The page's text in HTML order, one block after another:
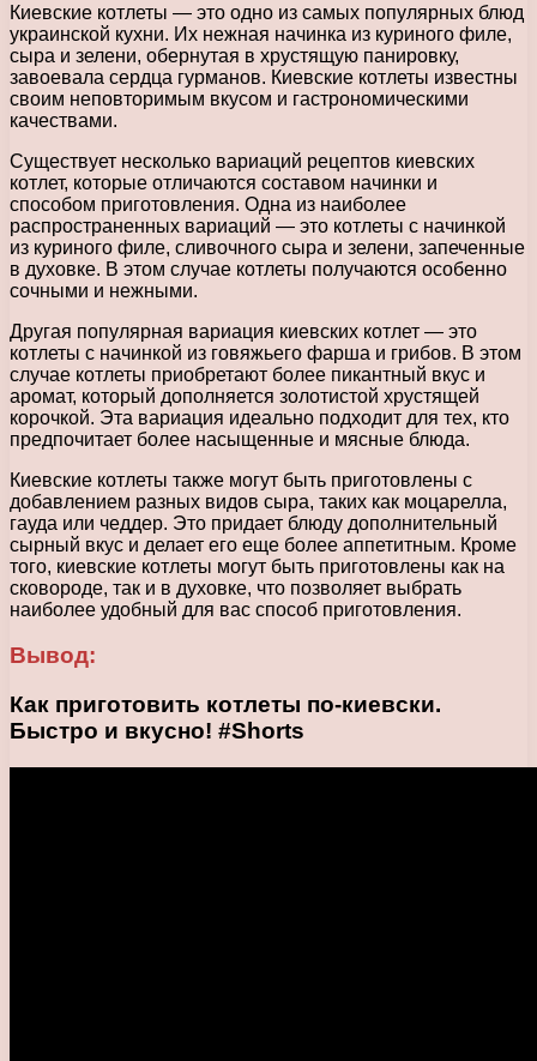
Киевские котлеты — это одно из самых популярных блюд
украинской кухни. Их нежная начинка из куриного филе,
сыра и зелени, обернутая в хрустящую панировку,
завоевала сердца гурманов. Киевские котлеты известны
своим неповторимым вкусом и гастрономическими
качествами.
Существует несколько вариаций рецептов киевских
котлет, которые отличаются составом начинки и
способом приготовления. Одна из наиболее
распространенных вариаций — это котлеты с начинкой
из куриного филе, сливочного сыра и зелени, запеченные
в духовке. В этом случае котлеты получаются особенно
сочными и нежными.
Другая популярная вариация киевских котлет — это
котлеты с начинкой из говяжьего фарша и грибов. В этом
случае котлеты приобретают более пикантный вкус и
аромат, который дополняется золотистой хрустящей
корочкой. Эта вариация идеально подходит для тех, кто
предпочитает более насыщенные и мясные блюда.
Киевские котлеты также могут быть приготовлены с
добавлением разных видов сыра, таких как моцарелла,
гауда или чеддер. Это придает блюду дополнительный
сырный вкус и делает его еще более аппетитным. Кроме
того, киевские котлеты могут быть приготовлены как на
сковороде, так и в духовке, что позволяет выбрать
наиболее удобный для вас способ приготовления.
Вывод:
Как приготовить котлеты по-киевски.
Быстро и вкусно! #Shorts